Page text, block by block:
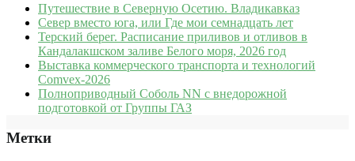
Путешествие в Северную Осетию. Владикавказ
Север вместо юга, или Где мои семнадцать лет
Терский берег. Расписание приливов и отливов в
Кандалакшском заливе Белого моря, 2026 год
Выставка коммерческого транспорта и технологий
Comvex-2026
Полноприводный Соболь NN с внедорожной
подготовкой от Группы ГАЗ
Метки